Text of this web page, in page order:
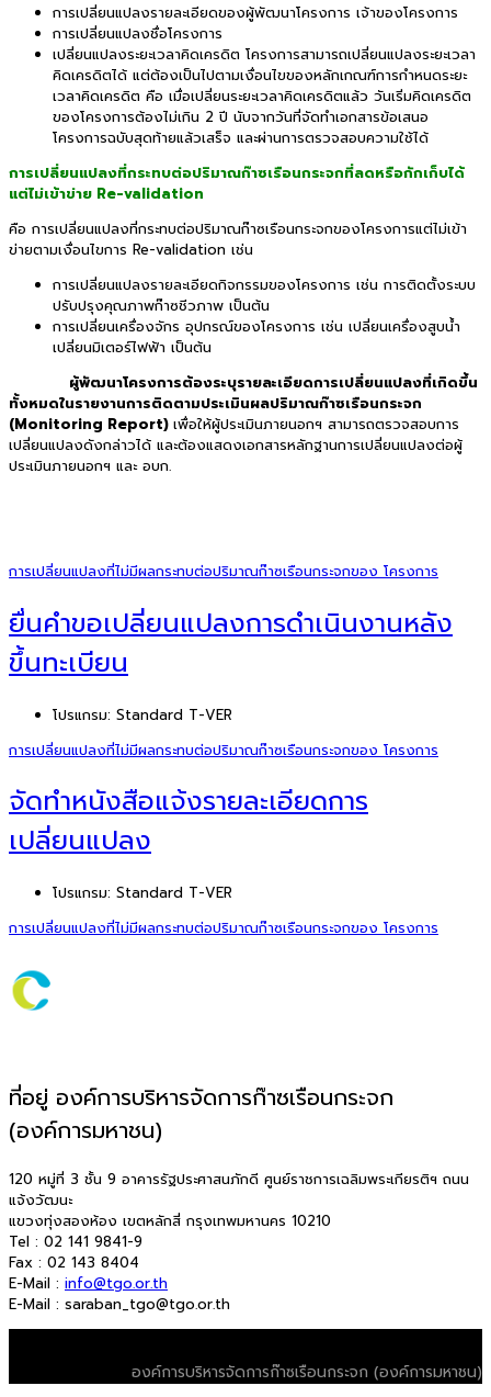
การเปลี่ยนแปลงรายละเอียดของผู้พัฒนาโครงการ เจ้าของโครงการ
การเปลี่ยนแปลงชื่อโครงการ
เปลี่ยนแปลงระยะเวลาคิดเครดิต โครงการสามารถเปลี่ยนแปลงระยะเวลา
คิดเครดิตได้ แต่ต้องเป็นไปตามเงื่อนไขของหลักเกณฑ์การกำหนดระยะ
เวลาคิดเครดิต คือ เมื่อเปลี่ยนระยะเวลาคิดเครดิตแล้ว วันเริ่มคิดเครดิต
ของโครงการต้องไม่เกิน 2 ปี นับจากวันที่จัดทำเอกสารข้อเสนอ
โครงการฉบับสุดท้ายแล้วเสร็จ และผ่านการตรวจสอบความใช้ได้
การเปลี่ยนแปลงที่กระทบต่อปริมาณก๊าซเรือนกระจกที่ลดหรือกักเก็บได้
แต่ไม่เข้าข่าย Re-validation
คือ การเปลี่ยนแปลงที่กระทบต่อปริมาณก๊าซเรือนกระจกของโครงการแต่ไม่เข้า
ข่ายตามเงื่อนไขการ Re-validation เช่น
การเปลี่ยนแปลงรายละเอียดกิจกรรมของโครงการ เช่น การติดตั้งระบบ
ปรับปรุงคุณภาพก๊าซชีวภาพ เป็นต้น
การเปลี่ยนเครื่องจักร อุปกรณ์ของโครงการ เช่น เปลี่ยนเครื่องสูบน้ำ
เปลี่ยนมิเตอร์ไฟฟ้า เป็นต้น
ผู้พัฒนาโครงการต้องระบุรายละเอียดการเปลี่ยนแปลงที่เกิดขึ้น
ทั้งหมดในรายงานการติดตามประเมินผลปริมาณก๊าซเรือนกระจก
(Monitoring Report) เพื่อให้ผู้ประเมินภายนอกฯ สามารถตรวจสอบการ
เปลี่ยนแปลงดังกล่าวได้ และต้องแสดงเอกสารหลักฐานการเปลี่ยนแปลงต่อผู้
ประเมินภายนอกฯ และ อบก.
การเปลี่ยนแปลงที่ไม่มีผลกระทบต่อปริมาณก๊าซเรือนกระจกของ โครงการ
ยื่นคำขอเปลี่ยนแปลงการดำเนินงานหลัง
ขึ้นทะเบียน
โปรแกรม: Standard T-VER
การเปลี่ยนแปลงที่ไม่มีผลกระทบต่อปริมาณก๊าซเรือนกระจกของ โครงการ
จัดทำหนังสือแจ้งรายละเอียดการ
เปลี่ยนแปลง
โปรแกรม: Standard T-VER
การเปลี่ยนแปลงที่ไม่มีผลกระทบต่อปริมาณก๊าซเรือนกระจกของ โครงการ
ที่อยู่ องค์การบริหารจัดการก๊าซเรือนกระจก
(องค์การมหาชน)
120 หมู่ที่ 3 ชั้น 9 อาคารรัฐประศาสนภักดี ศูนย์ราชการเฉลิมพระเกียรติฯ ถนน
แจ้งวัฒนะ
แขวงทุ่งสองห้อง เขตหลักสี่ กรุงเทพมหานคร 10210
Tel : 02 141 9841-9
Fax : 02 143 8404
E-Mail : info@tgo.or.th
E-Mail : saraban_tgo@tgo.or.th
องค์การบริหารจัดการก๊าซเรือนกระจก (องค์การมหาชน)